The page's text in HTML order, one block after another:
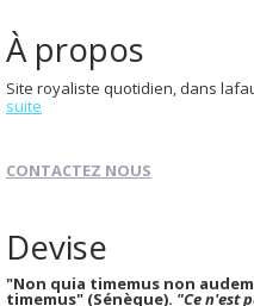
À propos
Site royaliste quotidien, dans
suite
CONTACTEZ NOUS
Devise
"Non quia timemus non
timemus" (Sénèque). "Ce n'est